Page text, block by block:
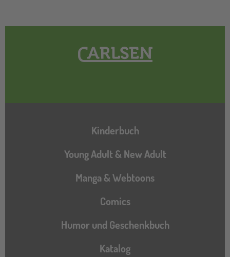
Hauptnavigation
Kinderbuch
Young Adult & New Adult
Manga & Webtoons
Comics
Humor und Geschenkbuch
Katalog
Katalog